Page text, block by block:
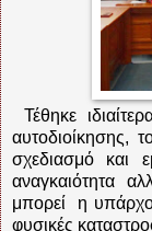
Τέθηκε
αυτοδιοίκησης,
σχεδιασμό και
αναγκαιότητα
μπορεί
η
φυσικές